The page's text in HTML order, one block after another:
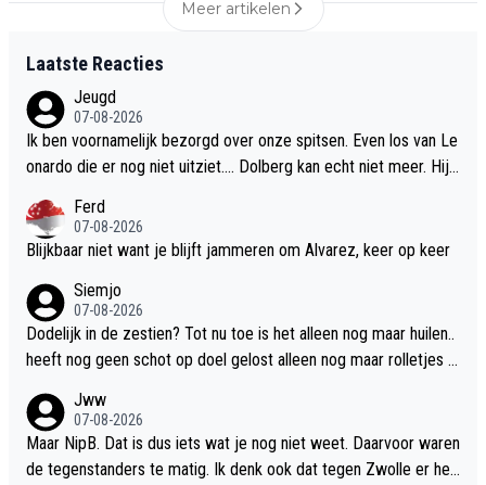
Meer artikelen
Laatste Reacties
Jeugd
07-08-2026
Ik ben voornamelijk bezorgd over onze spitsen. Even los van Le
onardo die er nog niet uitziet.... Dolberg kan echt niet meer. Hij
Ferd
07-08-2026
Blijkbaar niet want je blijft jammeren om Alvarez, keer op keer
Siemjo
07-08-2026
Dodelijk in de zestien? Tot nu toe is het alleen nog maar huilen..
heeft nog geen schot op doel gelost alleen nog maar rolletjes di
Jww
07-08-2026
Maar NipB. Dat is dus iets wat je nog niet weet. Daarvoor waren
de tegenstanders te matig. Ik denk ook dat tegen Zwolle er hee